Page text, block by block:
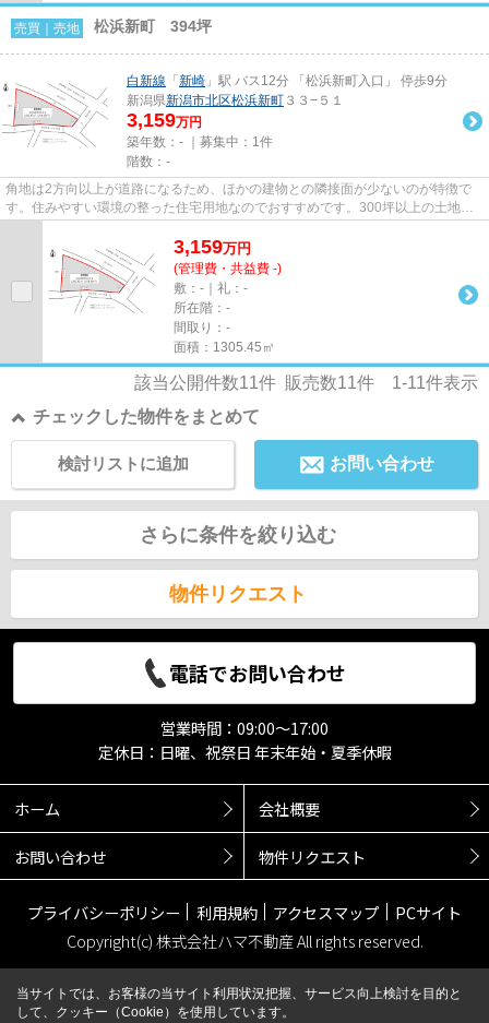
売買｜売地 松浜新町 394坪
白新線 「新崎 」駅 バス12分 「松浜新町入口」 停歩9分
新潟県新潟市北区松浜新町 ３３−５１
3,159万円
築年数：- ｜募集中： 1件
階数：-
角地は2方向以上が道路になるため、ほかの建物との隣接面が少ないのが特徴で
す。住みやすい環境の整った住宅用地なのでおすすめです。300坪以上の土地は
事業用地としても用途はいろい...
3,159万円
(管理費・共益費 -)
敷：-｜礼：-
所在階：-
間取り：-
面積：1305.45㎡
該当公開件数11件 販売数11件 1-11件表示
チェックした物件をまとめて
お問い合わせ
検討リストに追加
さらに条件を絞り込む
物件リクエスト
電話でお問い合わせ
営業時間：09:00～17:00
定休日：日曜、祝祭日 年末年始・夏季休暇
ホーム 会社概要
お問い合わせ 物件リクエスト
プライバシーポリシー 利用規約 アクセスマップ
PCサイト
Copyright(c) 株式会社ハマ不動産 All rights reserved.
当サイトでは、お客様の当サイト利用状況把握、サービス向上検討を目的と
して、クッキー（Cookie）を使用しています。